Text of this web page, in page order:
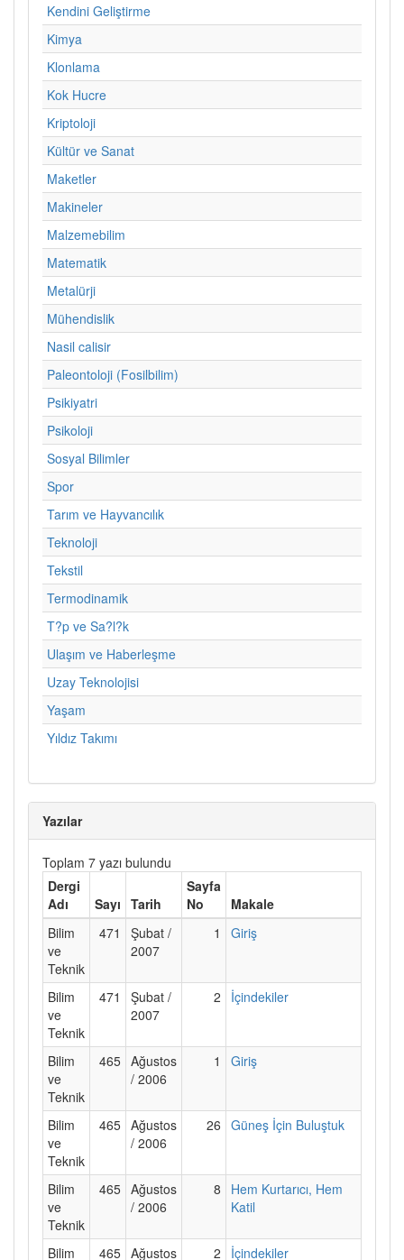
Kendini Geliştirme
Kimya
Klonlama
Kok Hucre
Kriptoloji
Kültür ve Sanat
Maketler
Makineler
Malzemebilim
Matematik
Metalürji
Mühendislik
Nasil calisir
Paleontoloji (Fosilbilim)
Psikiyatri
Psikoloji
Sosyal Bilimler
Spor
Tarım ve Hayvancılık
Teknoloji
Tekstil
Termodinamik
T?p ve Sa?l?k
Ulaşım ve Haberleşme
Uzay Teknolojisi
Yaşam
Yıldız Takımı
Yazılar
Toplam 7 yazı bulundu
Dergi
Adı
Sayı Tarih
Sayfa
No
Makale
Bilim
ve
Teknik
471
Şubat /
2007
1 Giriş
Bilim
ve
Teknik
471
Şubat /
2007
2 İçindekiler
Bilim
ve
Teknik
465 Ağustos
/ 2006
1 Giriş
Bilim
ve
Teknik
465 Ağustos
/ 2006
26 Güneş İçin Buluştuk
Bilim
ve
Teknik
465 Ağustos
/ 2006
8
Hem Kurtarıcı, Hem
Katil
Bilim 465 Ağustos 2 İçindekiler